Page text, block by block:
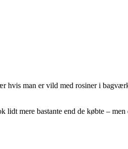
hvis man er vild med rosiner i
mere bastante end de købte –